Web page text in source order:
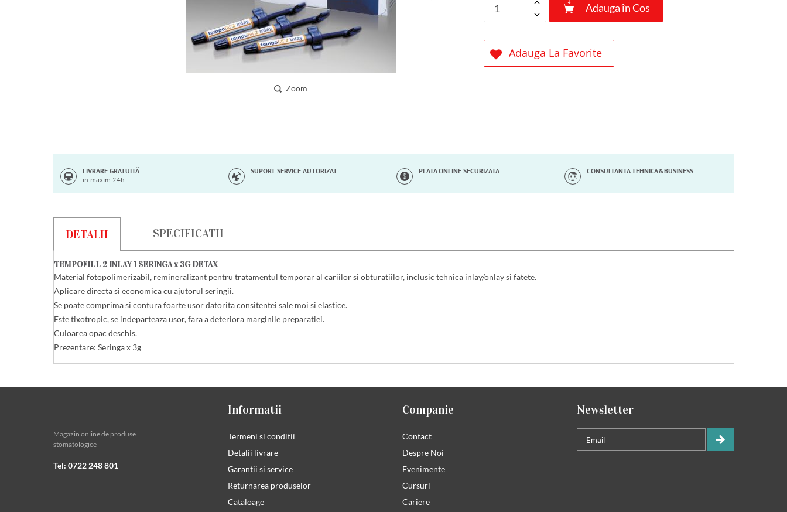
Adauga în Cos
Adauga La Favorite
Zoom
the
images
LIVRARE GRATUITĂ
in maxim 24h
SUPORT SERVICE AUTORIZAT PLATA ONLINE SECURIZATA CONSULTANTA TEHNICA&BUSINESS
DETALII
TEMPOFILL 2 INLAY 1 SERINGA x 3G DETAX
Material fotopolimerizabil, remineralizant pentru tratamentul temporar al cariilor si obturatiilor, inclusic tehnica inlay/onlay si fatete.
Aplicare directa si economica cu ajutorul seringii.
Se poate comprima si contura foarte usor datorita consitentei sale moi si elastice.
Este tixotropic, se indeparteaza usor, fara a deteriora marginile preparatiei.
Culoarea opac deschis.
Prezentare: Seringa x 3g
SPECIFICATII
Magazin online de produse
stomatologice
Tel: 0722 248 801
Informatii
Termeni si conditii
Detalii livrare
Garantii si service
Returnarea produselor
Cataloage
Companie
Contact
Despre Noi
Evenimente
Cursuri
Cariere
Newsletter